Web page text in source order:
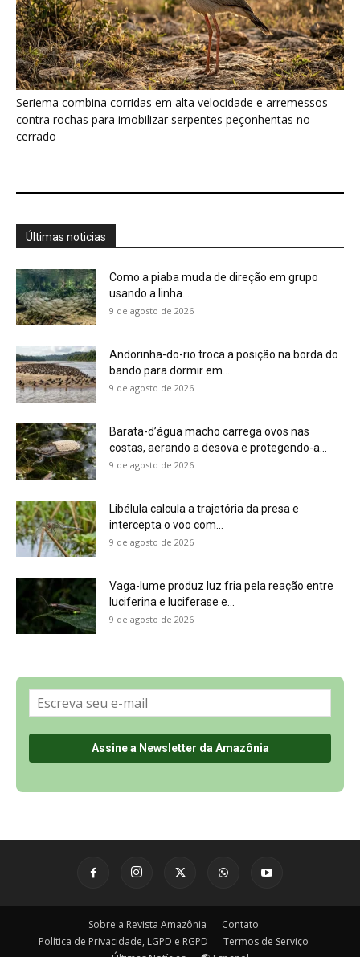
Seriema combina corridas em alta velocidade e arremessos
contra rochas para imobilizar serpentes peçonhentas no
cerrado
Últimas noticias
Como a piaba muda de direção em grupo
usando a linha...
9 de agosto de 2026
Andorinha-do-rio troca a posição na borda do
bando para dormir em...
9 de agosto de 2026
Barata-d’água macho carrega ovos nas
costas, aerando a desova e protegendo-a...
9 de agosto de 2026
Libélula calcula a trajetória da presa e
intercepta o voo com...
9 de agosto de 2026
Vaga-lume produz luz fria pela reação entre
luciferina e luciferase e...
9 de agosto de 2026
Sobre a Revista Amazônia
Contato
Política de Privacidade, LGPD e RGPD
Termos de Serviço